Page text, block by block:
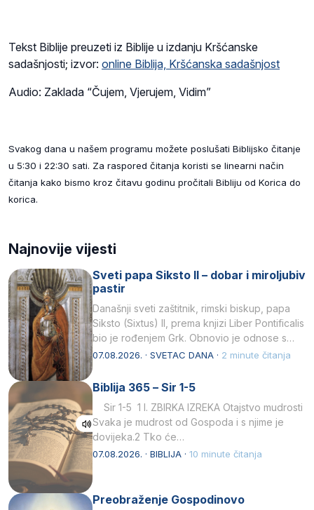
Tekst Biblije preuzeti iz Biblije u izdanju Kršćanske
sadašnjosti; izvor: online Biblija, Kršćanska sadašnjost
Audio: Zaklada “Čujem, Vjerujem, Vidim”
Svakog dana u našem programu možete poslušati Biblijsko čitanje
u 5:30 i 22:30 sati. Za raspored čitanja koristi se linearni način
čitanja kako bismo kroz čitavu godinu pročitali Bibliju od Korica do
korica.
Najnovije vijesti
Sveti papa Siksto II – dobar i miroljubiv
pastir
Današnji sveti zaštitnik, rimski biskup, papa
Siksto (Sixtus) II, prema knjizi Liber Pontificalis
bio je rođenjem Grk. Obnovio je odnose s
afričkim…
07.08.2026. · SVETAC DANA · 2 minute čitanja
Biblija 365 – Sir 1-5
Sir 1-5 1 I. ZBIRKA IZREKA Otajstvo mudrosti
Svaka je mudrost od Gospoda i s njime je
dovijeka.2 Tko će…
07.08.2026. · BIBLIJA · 10 minute čitanja
Preobraženje Gospodinovo